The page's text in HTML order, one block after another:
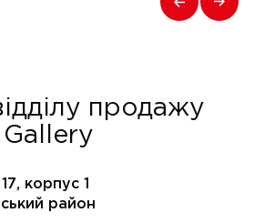
продажу
корпус 1
район